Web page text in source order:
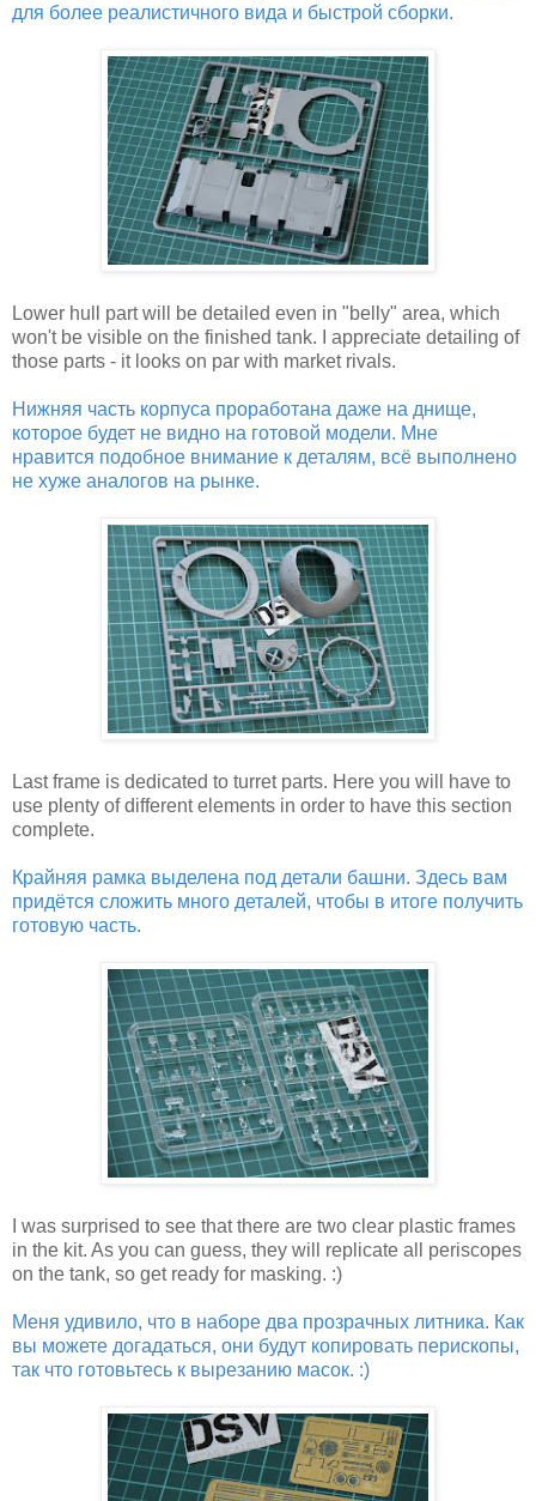
для более реалистичного вида и быстрой сборки.
Lower hull part will be detailed even in "belly" area, which
won't be visible on the finished tank. I appreciate detailing of
those parts - it looks on par with market rivals.
Нижняя часть корпуса проработана даже на днище,
которое будет не видно на готовой модели. Мне
нравится подобное внимание к деталям, всё выполнено
не хуже аналогов на рынке.
Last frame is dedicated to turret parts. Here you will have to
use plenty of different elements in order to have this section
complete.
Крайняя рамка выделена под детали башни. Здесь вам
придётся сложить много деталей, чтобы в итоге получить
готовую часть.
I was surprised to see that there are two clear plastic frames
in the kit. As you can guess, they will replicate all periscopes
on the tank, so get ready for masking. :)
Меня удивило, что в наборе два прозрачных литника. Как
вы можете догадаться, они будут копировать перископы,
так что готовьтесь к вырезанию масок. :)